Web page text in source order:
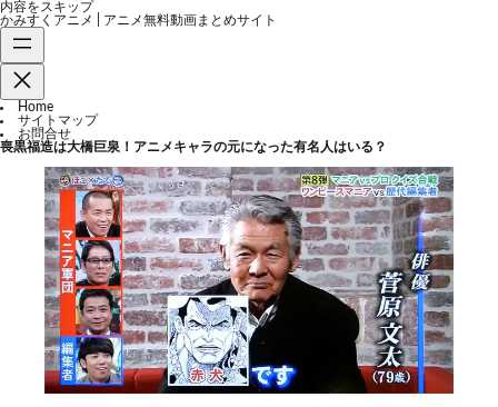
内容をスキップ
かみすくアニメ | アニメ無料動画まとめサイト
Home
サイトマップ
お問合せ
喪黒福造は大橋巨泉！アニメキャラの元になった有名人はいる？